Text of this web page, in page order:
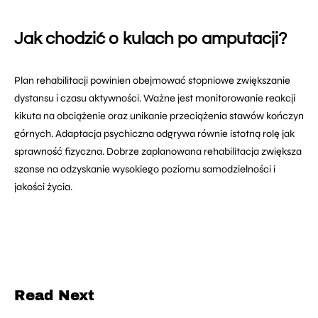
Jak chodzić o kulach po amputacji?
Plan rehabilitacji powinien obejmować stopniowe zwiększanie
dystansu i czasu aktywności. Ważne jest monitorowanie reakcji
kikuta na obciążenie oraz unikanie przeciążenia stawów kończyn
górnych. Adaptacja psychiczna odgrywa równie istotną rolę jak
sprawność fizyczna. Dobrze zaplanowana rehabilitacja zwiększa
szanse na odzyskanie wysokiego poziomu samodzielności i
jakości życia.
Read Next